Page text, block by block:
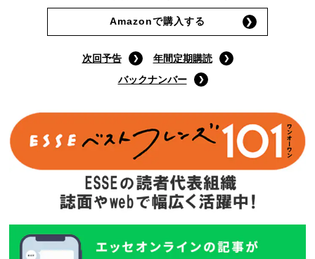
Amazonで購入する
次回予告
年間定期購読
バックナンバー